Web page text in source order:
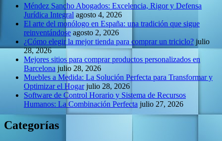
Méndez Sancho Abogados: Excelencia, Rigor y Defensa
Jurídica Integral agosto 4, 2026
El arte del monólogo en España: una tradición que sigue
reinventándose agosto 2, 2026
¿Cómo elegir la mejor tienda para comprar un triciclo? julio
28, 2026
Mejores sitios para comprar productos personalizados en
Barcelona julio 28, 2026
Muebles a Medida: La Solución Perfecta para Transformar y
Optimizar el Hogar julio 28, 2026
Software de Control Horario y Sistema de Recursos
Humanos: La Combinación Perfecta julio 27, 2026
Categorías